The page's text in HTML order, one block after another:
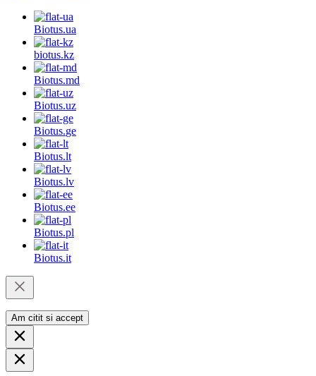
Biotus.ua
biotus.kz
Biotus.md
Biotus.uz
Biotus.ge
Biotus.lt
Biotus.lv
Biotus.ee
Biotus.pl
Biotus.it
Am citit si accept